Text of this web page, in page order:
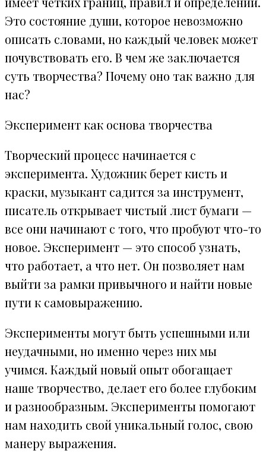
Это состояние души, которое невозможно
описать словами, но каждый человек может
почувствовать его. В чем же заключается
суть творчества? Почему оно так важно для
нас?
Эксперимент как основа творчества
Творческий процесс начинается с
эксперимента. Художник берет кисть и
краски, музыкант садится за инструмент,
писатель открывает чистый лист бумаги —
все они начинают с того, что пробуют что-то
новое. Эксперимент — это способ узнать,
что работает, а что нет. Он позволяет нам
выйти за рамки привычного и найти новые
пути к самовыражению.
Эксперименты могут быть успешными или
неудачными, но именно через них мы
учимся. Каждый новый опыт обогащает
наше творчество, делает его более глубоким
и разнообразным. Эксперименты помогают
нам находить свой уникальный голос, свою
манеру выражения.